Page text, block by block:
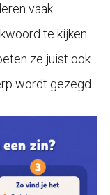
vaak
te kijken.
ze juist ook
wordt gezegd.